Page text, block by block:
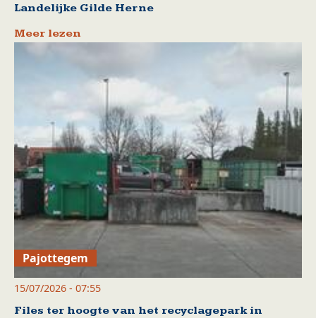
Landelijke Gilde Herne
Meer lezen
Pajottegem
15/07/2026 - 07:55
Files ter hoogte van het recyclagepark in